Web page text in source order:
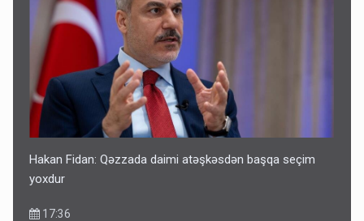
Hakan Fidan: Qəzzada daimi atəşkəsdən başqa seçim
yoxdur
17:36